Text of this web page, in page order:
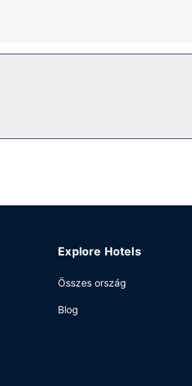
igénybe a helyszíni szabadidős
ingyenes wifihozzáférés, concierge
Ha megéhezik látogasson el a(z) hotel
kínálat reggelit szolgálnak fel
Explore Hotels
Összes ország
Blog